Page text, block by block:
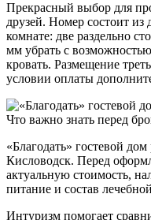
Прекрасный выбор для
друзей. Номер состоит из
комнате: две раздельно
мм убрать с
кровать. Размещение
условии оплаты
Что важно знать перед
«Благодать» гостевой
Кисловодск. Перед
актуальную стоимость,
питание и состав
Интуризм помогает